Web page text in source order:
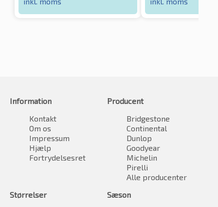
Information
Kontakt
Om os
Impressum
Hjælp
Fortrydelsesret
Producent
Bridgestone
Continental
Dunlop
Goodyear
Michelin
Pirelli
Alle producenter
Størrelser
Sæson